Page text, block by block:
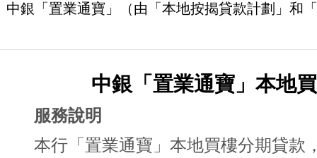
中銀「置業通寶」（由「本地按揭貸款計劃」和
中銀「置業通寶」本地
服務說明
本行「置業通寶」本地買樓分期貸款